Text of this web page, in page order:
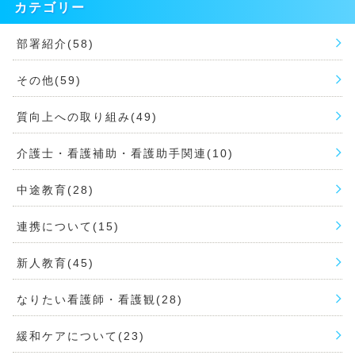
カテゴリー
部署紹介(58)
その他(59)
質向上への取り組み(49)
介護士・看護補助・看護助手関連(10)
中途教育(28)
連携について(15)
新人教育(45)
なりたい看護師・看護観(28)
緩和ケアについて(23)